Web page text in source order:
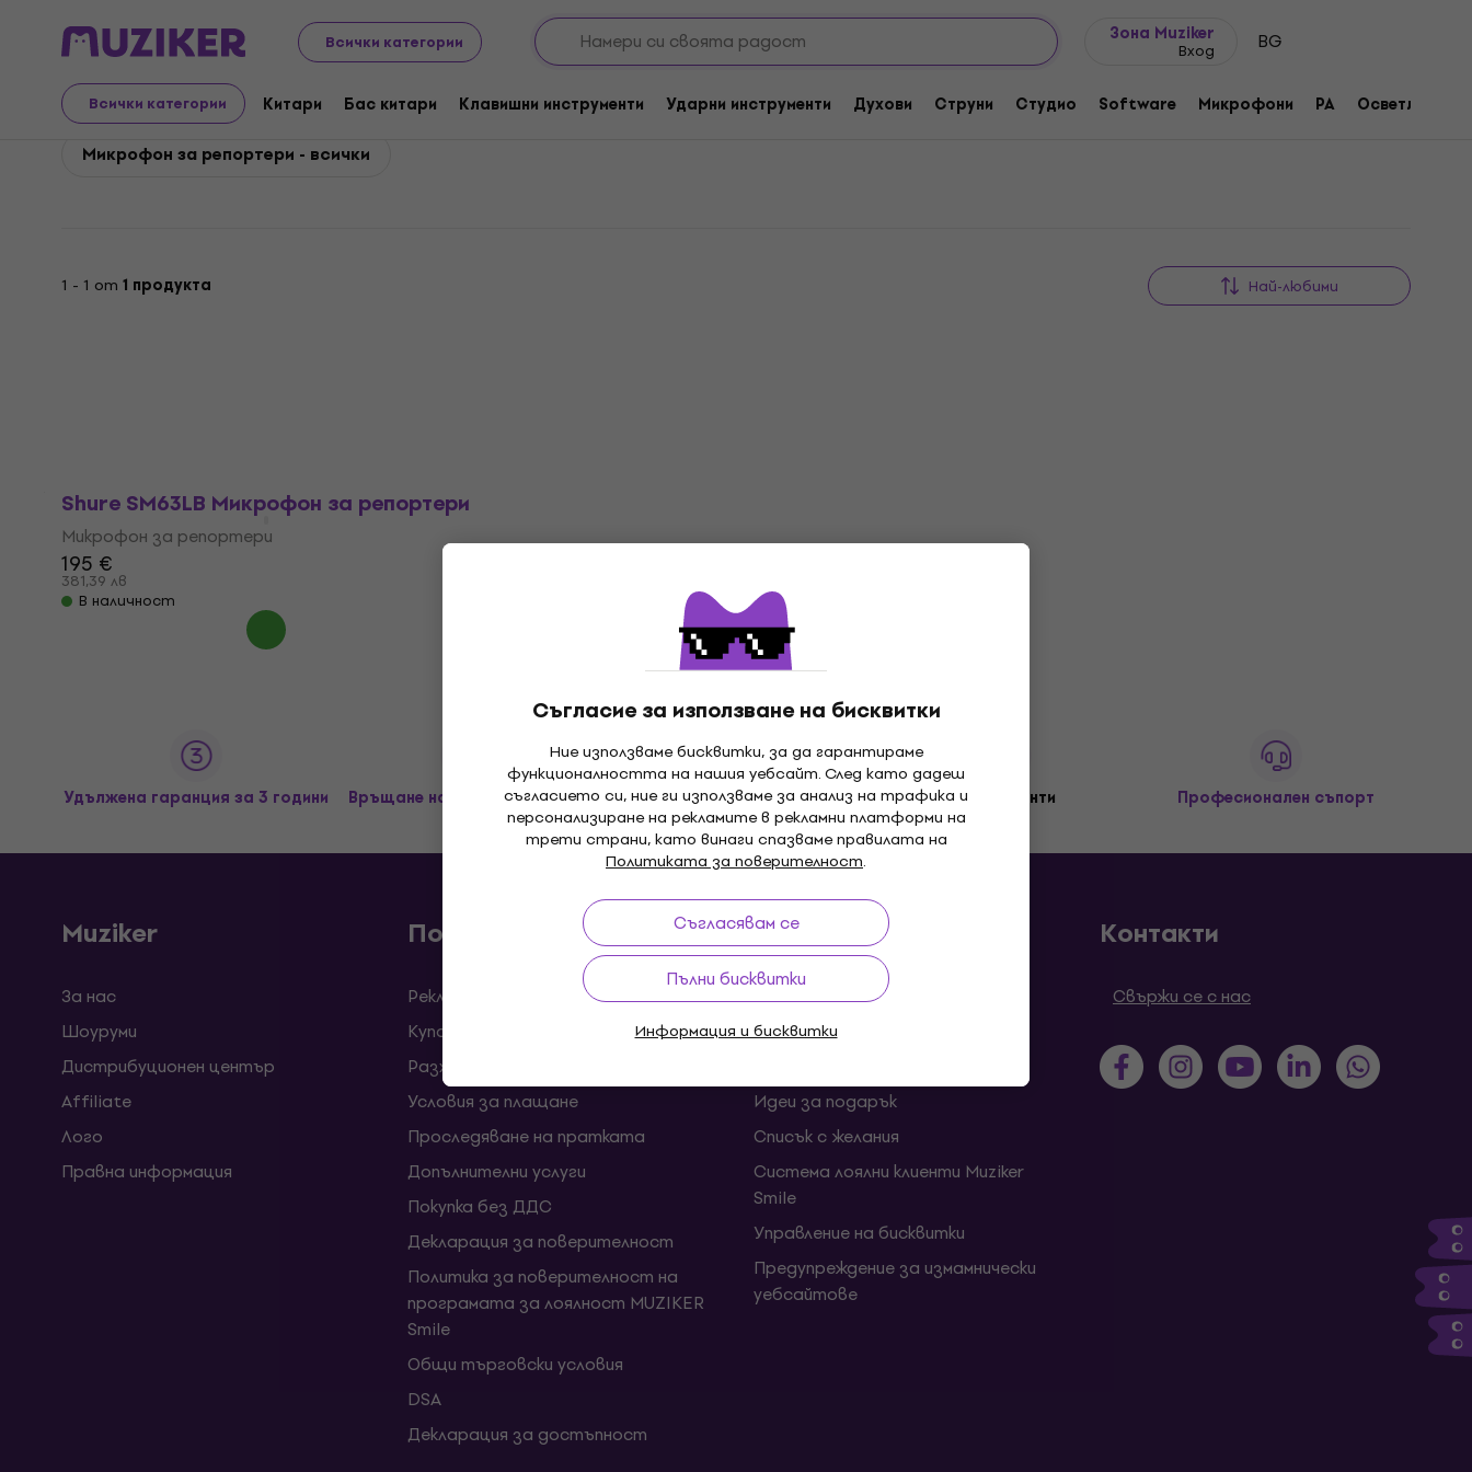
Всички категории
Зона Muziker
Вход BG
Всички категории Китари Бас китари Клавишни инструменти Ударни инструменти Духови Струни Студио Software Микрофони PA Осветление
Съгласие за използване на бисквитки
Ние използваме бисквитки, за да гарантираме
функционалността на нашия уебсайт. След като дадеш
съгласието си, ние ги използваме за анализ на трафика и
персонализиране на рекламите в рекламни платформи на
трети страни, като винаги спазваме правилата на
Политиката за поверителност.
Съгласявам се
Пълни бисквитки
Информация и бисквитки
Shure Микрофони Shure Микрофон за репортери
Shure Микрофон за репортери
Микрофон за репортери - всички
1 - 1 от 1 продукта Най-любими
Shure SM63LB Микрофон за репортери
Микрофон за репортери
195 €
381,39 лв
В наличност
Удължена гаранция за 3 години Връщане на стоки до 30 дни Безплатна доставкаот 179 € 3M+ клиенти Професионален съпорт
Muziker
За нас
Шоуруми
Дистрибуционен център
Affiliate
Лого
Правна информация
Покупка
Рекламации и откази от договора
Kупони
Разходи и срокове за доставка
Условия за плащане
Проследяване на пратката
Допълнителни услуги
Покупка без ДДС
Декларация за поверителност
Политика за поверителност на
програмата за лоялност MUZIKER
Smile
Общи търговски условия
DSA
Декларация за достъпност
Полезни линкове
FAQ - Често задавани въпроси
Muziker Блог
Идеи за подарък
Списък с желания
Система лоялни клиенти Muziker
Smile
Управление на бисквитки
Предупреждение за измамнически
уебсайтове
Контакти
Свържи се с нас